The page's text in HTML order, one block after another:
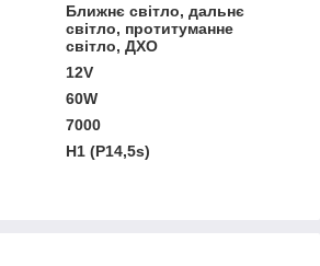
Ближнє світло, дальнє
світло, протитуманне
світло, ДХО
12V
60W
7000
H1 (P14,5s)